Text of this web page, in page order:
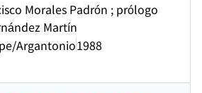
Morales Padrón ; prólogo
Martín
Argantonio1988